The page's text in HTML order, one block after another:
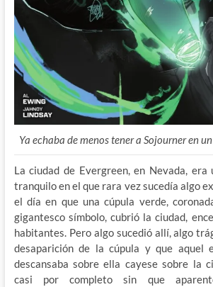
Ya echaba de menos tener a Sojourner en
La ciudad de Evergreen, en Nevada,
tranquilo en el que rara vez sucedía algo
el día en que una cúpula verde,
gigantesco símbolo, cubrió la ciudad,
habitantes. Pero algo sucedió allí, algo
desaparición de la cúpula y que aquel
descansaba sobre ella cayese sobre la
casi por completo sin que